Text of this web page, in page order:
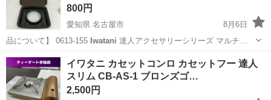
800円
愛知県 名古屋市
8月6日
品について】 0613-155 Iwatani 達人アクセサリーシリーズ マルチ…
愛知 名古屋市 調理器具 リユース
イワタニ カセットコンロ カセットフー 達人
スリム CB-AS-1 ブロンズゴ…
2,500円